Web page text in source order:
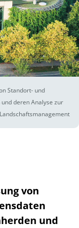
Standort- und
deren Analyse zur
von
und